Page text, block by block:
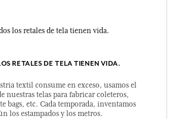
RETALES DE TELA TIENEN VIDA.
textil consume en exceso, usamos el
nuestras telas para fabricar coleteros,
bags, etc. Cada temporada, inventamos
los estampados y los metros.